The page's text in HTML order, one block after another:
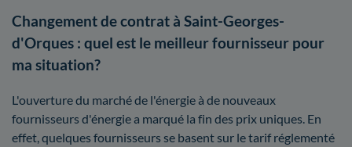
Changement de contrat à Saint-Georges-
d'Orques : quel est le meilleur fournisseur pour
ma situation?
L'ouverture du marché de l'énergie à de nouveaux
fournisseurs d'énergie a marqué la fin des prix uniques. En
effet, quelques fournisseurs se basent sur le tarif réglementé